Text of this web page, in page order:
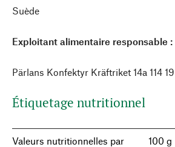
Suède
Exploitant alimentaire responsable :
Pärlans Konfektyr Kräftriket 14a 114
Étiquetage nutritionnel
Valeurs nutritionnelles par 100 g